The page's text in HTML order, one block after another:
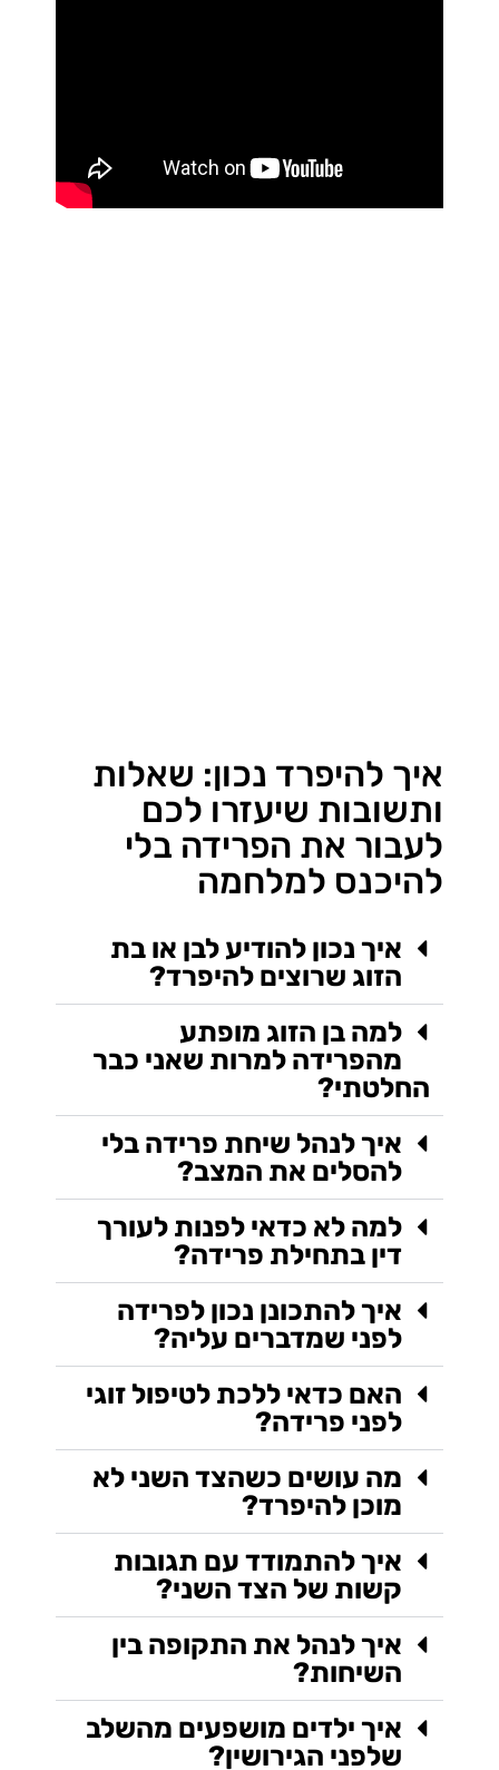
איך להיפרד נכון: שאלות
ותשובות שיעזרו לכם
לעבור את הפרידה בלי
להיכנס למלחמה
איך נכון להודיע לבן או בת
הזוג שרוצים להיפרד?
למה בן הזוג מופתע
מהפרידה למרות שאני כבר
החלטתי?
איך לנהל שיחת פרידה בלי
להסלים את המצב?
למה לא כדאי לפנות לעורך
דין בתחילת פרידה?
איך להתכונן נכון לפרידה
לפני שמדברים עליה?
האם כדאי ללכת לטיפול זוגי
לפני פרידה?
מה עושים כשהצד השני לא
מוכן להיפרד?
איך להתמודד עם תגובות
קשות של הצד השני?
איך לנהל את התקופה בין
השיחות?
איך ילדים מושפעים מהשלב
שלפני הגירושין?